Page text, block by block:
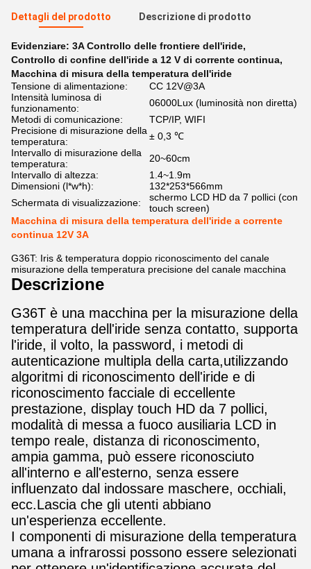
Dettagli del prodotto Descrizione di prodotto
Evidenziare: 3A Controllo delle frontiere dell'iride,
Controllo di confine dell'iride a 12 V di corrente continua,
Macchina di misura della temperatura dell'iride
Tensione di alimentazione:
CC 12V@3A
Intensità luminosa di
funzionamento:
06000Lux (luminosità non diretta)
Metodi di comunicazione:
TCP/IP, WIFI
Precisione di misurazione della
temperatura:
± 0,3 ℃
Intervallo di misurazione della
temperatura:
20~60cm
Intervallo di altezza:
1.4~1.9m
Dimensioni (l*w*h):
132*253*566mm
Schermata di visualizzazione:
schermo LCD HD da 7 pollici (con
touch screen)
Macchina di misura della temperatura dell'iride a corrente
continua 12V 3A
G36T: Iris & temperatura doppio riconoscimento del canale
misurazione della temperatura precisione del canale macchina
Descrizione
G36T è una macchina per la misurazione della
temperatura dell'iride senza contatto, supporta
l'iride, il volto, la password, i metodi di
autenticazione multipla della carta,utilizzando
algoritmi di riconoscimento dell'iride e di
riconoscimento facciale di eccellente
prestazione, display touch HD da 7 pollici,
modalità di messa a fuoco ausiliaria LCD in
tempo reale, distanza di riconoscimento,
ampia gamma, può essere riconosciuto
all'interno e all'esterno, senza essere
influenzato dal indossare maschere, occhiali,
ecc.Lascia che gli utenti abbiano
un'esperienza eccellente.
I componenti di misurazione della temperatura
umana a infrarossi possono essere selezionati